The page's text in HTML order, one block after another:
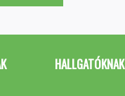
HALLGATÓKNAK